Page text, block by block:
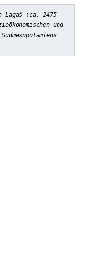
Lagaš (ca. 2475-
und